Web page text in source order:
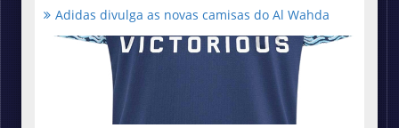
Adidas divulga as novas camisas do Al Wahda